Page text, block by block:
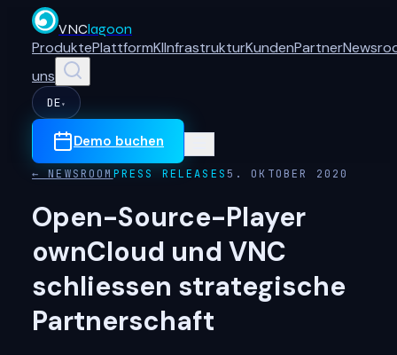
VNClagoon
ProduktePlattformKIInfrastrukturKundenPartner
uns
DE ▾
Demo buchen
← NEWSROOM PRESS RELEASES5. OKTOBER 2020
Open-Source-Player
ownCloud und VNC
schliessen strategische
Partnerschaft